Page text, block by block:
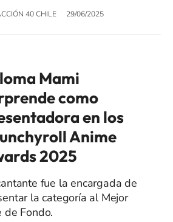
40 CHILE 29/06/2025
Mami
como
en los
Anime
2025
fue la encargada de
la categoría al Mejor
de Fondo.